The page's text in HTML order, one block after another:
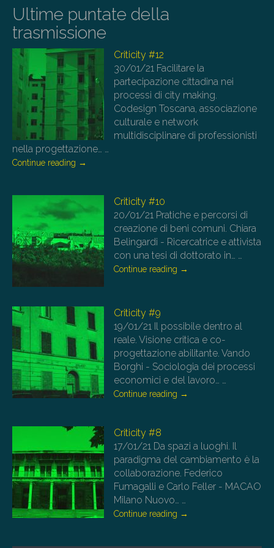
Ultime puntate della
trasmissione
Criticity #12
30/01/21 Facilitare la
partecipazione cittadina nei
processi di city making.
Codesign Toscana, associazione
culturale e network
multidisciplinare di professionisti
nella progettazione…
Continue reading →
Criticity #10
20/01/21 Pratiche e percorsi di
creazione di beni comuni. Chiara
Belingardi - Ricercatrice e attivista
con una tesi di dottorato in…
Continue reading →
Criticity #9
19/01/21 Il possibile dentro al
reale. Visione critica e co-
progettazione abilitante. Vando
Borghi - Sociologia dei processi
economici e del lavoro…
Continue reading →
Criticity #8
17/01/21 Da spazi a luoghi. Il
paradigma del cambiamento è la
collaborazione. Federico
Fumagalli e Carlo Feller - MACAO
Milano Nuovo…
Continue reading →